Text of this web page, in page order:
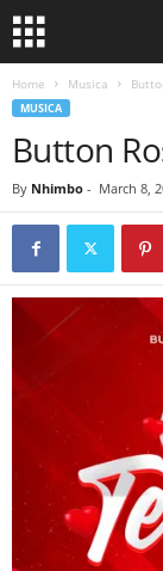
Home Musica
MUSICA
Button
By Nhimbo - March 8,